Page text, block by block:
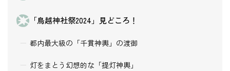
「鳥越神社祭2024」見どころ！
都内最大級の「千貫神輿」の渡御
灯をまとう幻想的な「提灯神輿」